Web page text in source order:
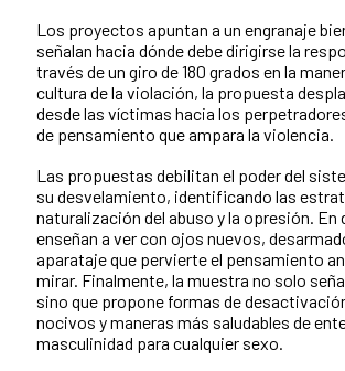
Los proyectos apuntan a un engranaje
señalan hacia dónde debe dirigirse la
través de un giro de 180 grados en la
cultura de la violación, la propuesta
desde las víctimas hacia los
de pensamiento que ampara la violencia.
Las propuestas debilitan el poder del
su desvelamiento, identificando las
naturalización del abuso y la opresión.
enseñan a ver con ojos nuevos,
aparataje que pervierte el pensamiento
mirar. Finalmente, la muestra no solo
sino que propone formas de
nocivos y maneras más saludables de
masculinidad para cualquier sexo.